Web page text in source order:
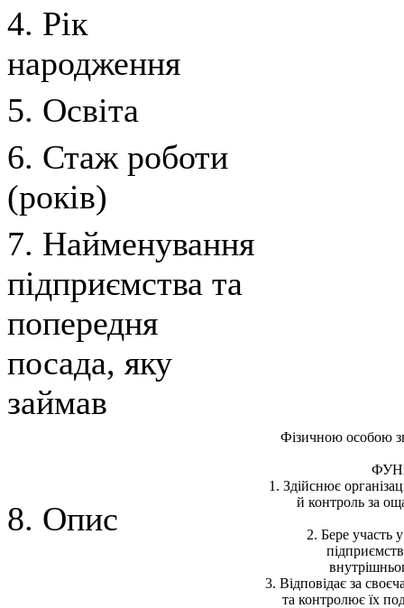
4. Рік
народження
5. Освіта
6. Стаж роботи
(років)
7. Найменування
підприємства та
попередня
посада, яку
займав
8. Опис
Фiзичною особою
1. Здiйснює
й контроль за
2. Бере участь
3. Вiдповiдає за
та контролює їх